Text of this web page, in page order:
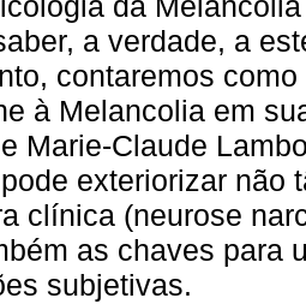
a verdade, a
contaremos
à Melancolia em
Marie-Claude
exteriorizar não
clínica (neurose
as chaves para
subjetivas.